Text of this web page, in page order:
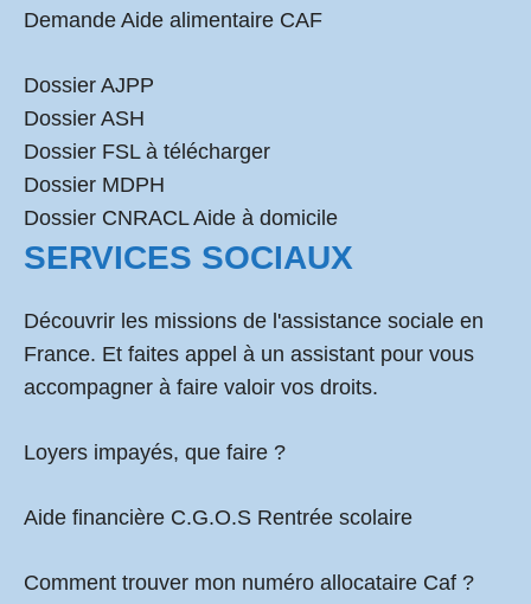
Demande Aide alimentaire CAF
Dossier AJPP
Dossier ASH
Dossier FSL à télécharger
Dossier MDPH
Dossier CNRACL Aide à domicile
SERVICES SOCIAUX
Découvrir les missions de l'assistance sociale en
France. Et faites appel à un assistant pour vous
accompagner à faire valoir vos droits.
Loyers impayés, que faire ?
Aide financière C.G.O.S Rentrée scolaire
Comment trouver mon numéro allocataire Caf ?